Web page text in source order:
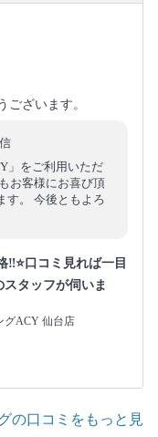
ございます。
」をご利用いただ
お客様にお喜び頂
す。 今後ともよろ
‼️⭐口コミ見れば一目
スタッフが伺いま
グACY 仙台店
の口コミをもっと見